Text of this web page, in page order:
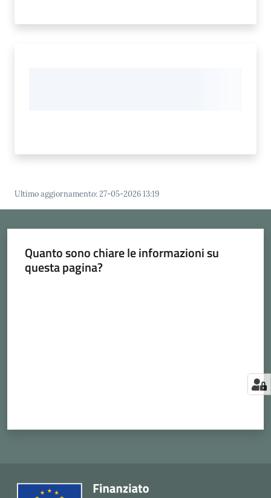
Ultimo aggiornamento:27-05-2026 13:19
Quanto sono chiare le informazioni su
questa pagina?